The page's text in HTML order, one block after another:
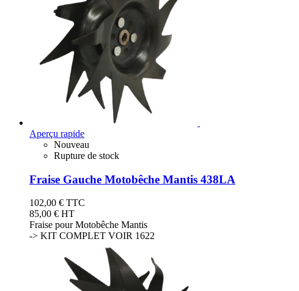
Aperçu rapide
Nouveau
Rupture de stock
Fraise Gauche Motobêche Mantis 438LA
102,00 € TTC
85,00 € HT
Fraise pour Motobêche Mantis
-> KIT COMPLET VOIR 1622